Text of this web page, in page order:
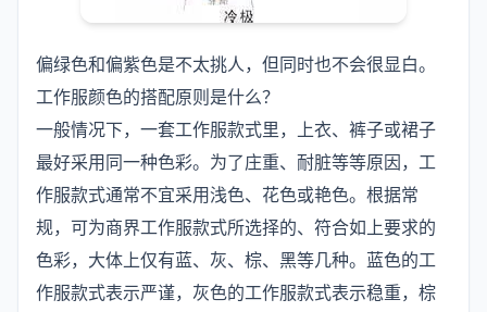
偏绿色和偏紫色是不太挑人，但同时也不会很显白。
工作服颜色的搭配原则是什么？
一般情况下，一套工作服款式里，上衣、裤子或裙子
最好采用同一种色彩。为了庄重、耐脏等等原因，工
作服款式通常不宜采用浅色、花色或艳色。根据常
规，可为商界工作服款式所选择的、符合如上要求的
色彩，大体上仅有蓝、灰、棕、黑等几种。蓝色的工
作服款式表示严谨，灰色的工作服款式表示稳重，棕